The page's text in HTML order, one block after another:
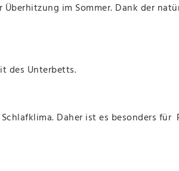
im Sommer. Dank der
des Unterbetts.
Daher ist es besonders für